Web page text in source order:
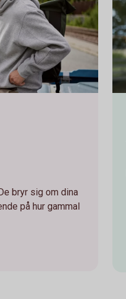
bryr sig om dina
på hur gammal